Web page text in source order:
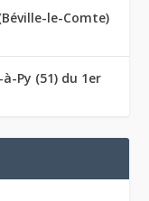
le-Comte)
Py (51) du 1er